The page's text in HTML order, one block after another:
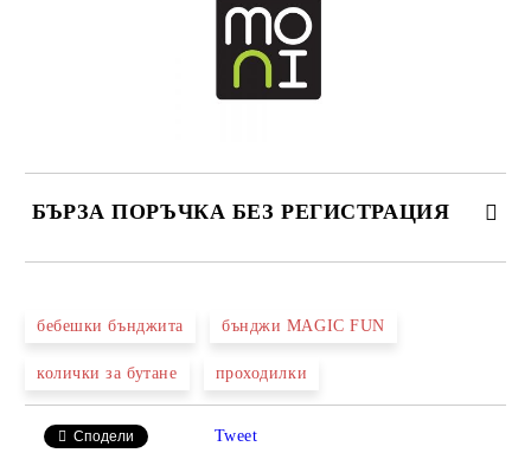
БЪРЗА ПОРЪЧКА БЕЗ РЕГИСТРАЦИЯ
Ние ще се свържем с вас в рамките на работния ден.
бебешки бънджита бънджи MAGIC FUN
колички за бутане проходилки
Сподели Tweet